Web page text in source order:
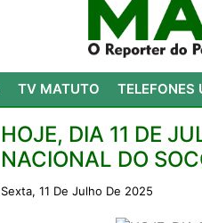
TV MATUTO TELEFONES
HOJE, DIA 11 DE
NACIONAL DO
Sexta, 11 De Julho De 2025